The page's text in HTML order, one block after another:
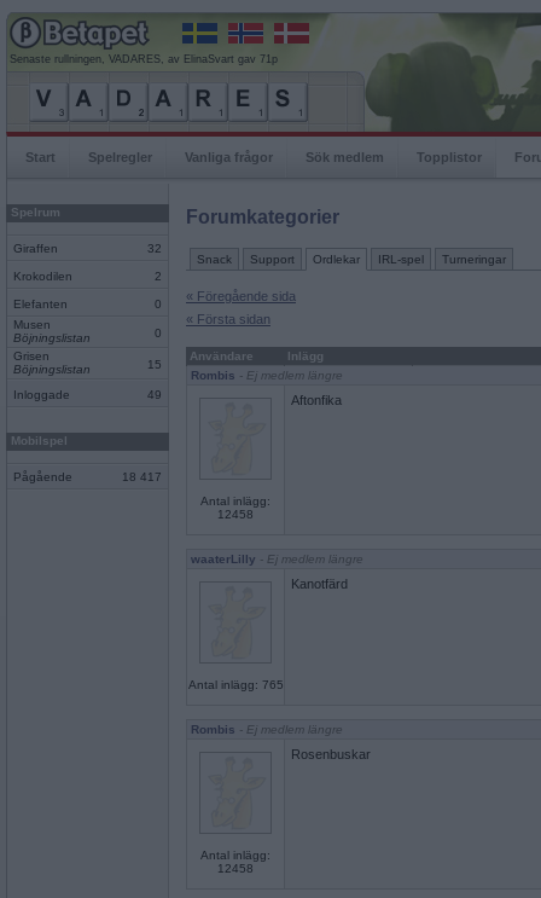
Senaste rullningen, VADARES, av ElinaSvart gav 71p
Start Spelregler Vanliga frågor Sök medlem Topplistor
Spelrum
Giraffen 32
Krokodilen 2
Elefanten
0
Musen
Böjningslistan
0
Grisen
Böjningslistan
15
Inloggade 49
Mobilspel
Pågående 18 417
Forumkategorier
Snack Support Ordlekar IRL-spel Turneringar
« Föregående sida
« Första sidan
Användare
Inlägg
Rombis - Ej medlem längre
Antal inlägg:
12458
Aftonfika
waaterLilly - Ej medlem längre
Antal inlägg: 765
Kanotfärd
Rombis - Ej medlem längre
Antal inlägg:
12458
Rosenbuskar